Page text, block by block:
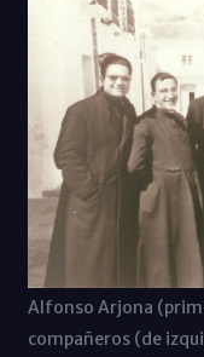
Alfonso Arjona
compañeros (de